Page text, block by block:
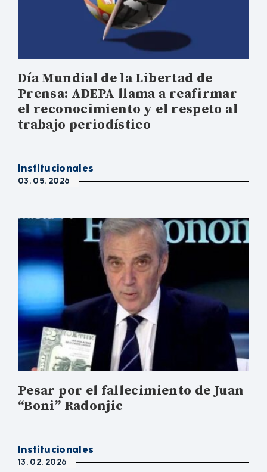
Día Mundial de la Libertad de
Prensa: ADEPA llama a reafirmar
el reconocimiento y el respeto al
trabajo periodístico
Institucionales
03. 05. 2026
Pesar por el fallecimiento de Juan
“Boni” Radonjic
Institucionales
13. 02. 2026